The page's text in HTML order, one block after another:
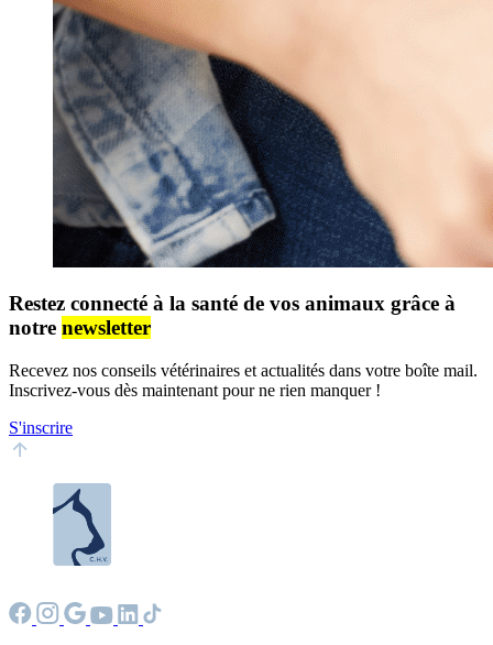
Restez connecté à la santé de vos animaux grâce à
notre newsletter
Recevez nos conseils vétérinaires et actualités dans votre boîte mail.
Inscrivez-vous dès maintenant pour ne rien manquer !
S'inscrire